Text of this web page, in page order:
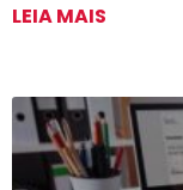
LEIA MAIS